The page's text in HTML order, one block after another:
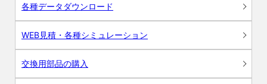
各種データダウンロード
WEB見積・各種シミュレーション
交換用部品の購入